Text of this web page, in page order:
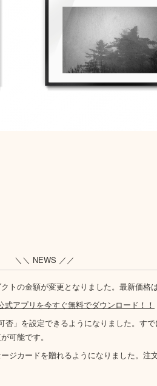
＼＼ NEWS ／／
トの金額が変更となりました。最新価格
アプリを今すぐ無料でダウンロード！！
否」を設定できるようになりました。す
可能です。
ジカードを贈れるようになりました。注